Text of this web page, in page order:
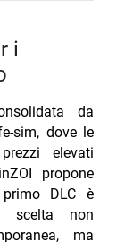
da
sim, dove le
elevati
propone
DLC è
scelta non
ma